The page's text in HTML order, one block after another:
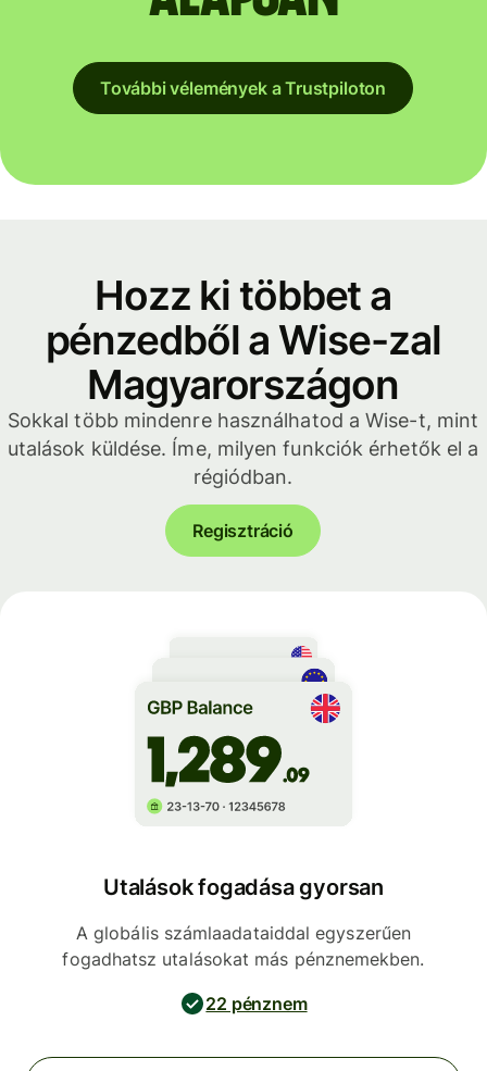
További vélemények a Trustpiloton
Hozz ki többet a
pénzedből a Wise-zal
Magyarországon
Sokkal több mindenre használhatod a Wise-t, mint
utalások küldése. Íme, milyen funkciók érhetők el a
régiódban.
Regisztráció
Utalások fogadása gyorsan
A globális számlaadataiddal egyszerűen
fogadhatsz utalásokat más pénznemekben.
22 pénznem